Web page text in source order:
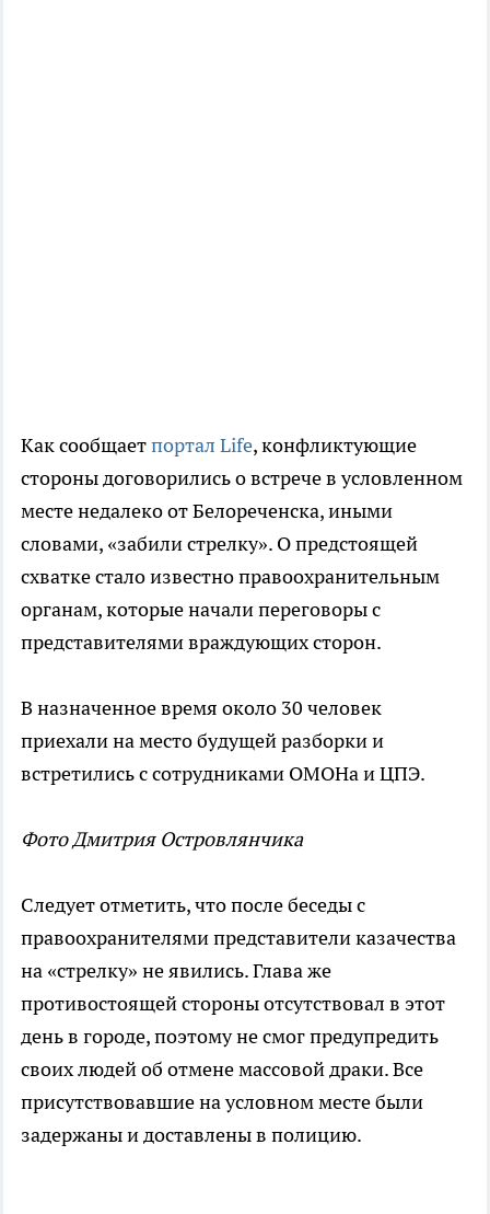
Как сообщаетпортал Life, конфликтующие
стороны договорились о встрече в условленном
месте недалеко от Белореченска, иными
словами, «забили стрелку». О предстоящей
схватке стало известно правоохранительным
органам, которые начали переговоры с
представителями враждующих сторон.
В назначенное время около 30 человек
приехали на место будущей разборки и
встретились с сотрудниками ОМОНа и ЦПЭ.
ФотоДмитрия Островлянчика
Следует отметить, что после беседы с
правоохранителями представители казачества
на «стрелку» не явились. Глава же
противостоящей стороны отсутствовал в этот
день в городе, поэтому не смог предупредить
своих людей об отмене массовой драки. Все
присутствовавшие на условном месте были
задержаны и доставлены в полицию.